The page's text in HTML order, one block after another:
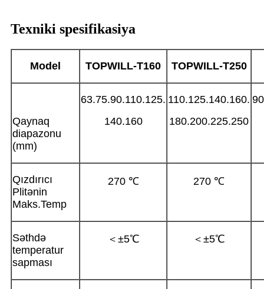
Texniki spesifikasiya
Model TOPWILL-T160 TOPWILL-T250
Qaynaq
diapazonu
(mm)
63.75.90.110.125.
140.160
110.125.140.160.
180.200.225.250
Qızdırıcı
Plitənin
Maks.Temp
270 ℃ 270 ℃
Səthdə
temperatur
sapması
＜±5℃ ＜±5℃